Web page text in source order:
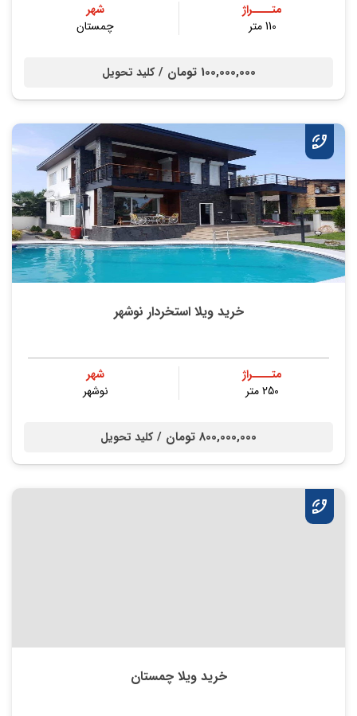
متــــراژ
110 متر
شهر
چمستان
100,000,000 تومان / کلید تحویل
خرید ویلا استخردار نوشهر
متــــراژ
250 متر
شهر
نوشهر
800,000,000 تومان / کلید تحویل
خرید ویلا چمستان